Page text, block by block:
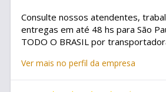
Consulte nossos atendentes,
entregas em até 48 hs para São
TODO O BRASIL por
com fechamento em Vidro
personalização com o Nome do
Ver mais no perfil da empresa